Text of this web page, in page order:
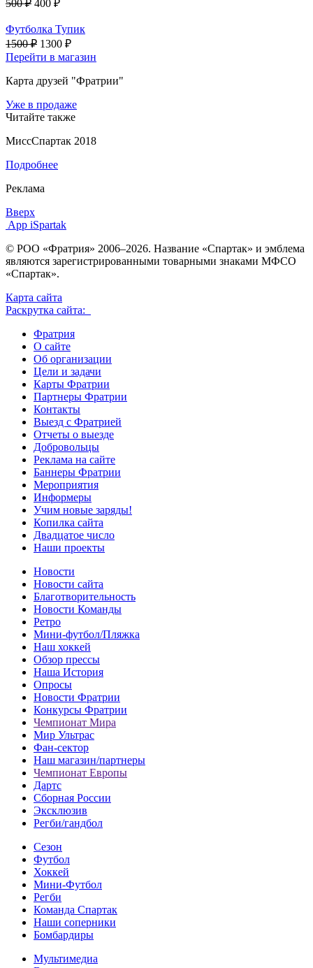
500 ₽ 400 ₽
Футболка Тупик
1500 ₽ 1300 ₽
Перейти в магазин
Карта друзей "Фратрии"
Уже в продаже
Читайте также
МиссСпартак 2018
Подробнее
Реклама
Вверх
App iSpartak
© РОО «Фратрия» 2006–2026. Название «Спартак» и эмблема
являются зарегистрированными товарными знаками МФСО
«Спартак».
Карта сайта
Раскрутка сайта:
Фратрия
О сайте
Об организации
Цели и задачи
Карты Фратрии
Партнеры Фратрии
Контакты
Выезд с Фратрией
Отчеты о выезде
Добровольцы
Реклама на сайте
Баннеры Фратрии
Мероприятия
Информеры
Учим новые заряды!
Копилка сайта
Двадцатое число
Наши проекты
Новости
Новости сайта
Благотворительность
Новости Команды
Ретро
Мини-футбол/Пляжка
Наш хоккей
Обзор прессы
Наша История
Опросы
Новости Фратрии
Конкурсы Фратрии
Чемпионат Мира
Мир Ультрас
Фан-cектор
Наш магазин/партнеры
Чемпионат Европы
Дартс
Сборная России
Эксклюзив
Регби/гандбол
Сезон
Футбол
Хоккей
Мини-Футбол
Регби
Команда Спартак
Наши соперники
Бомбардиры
Мультимедиа